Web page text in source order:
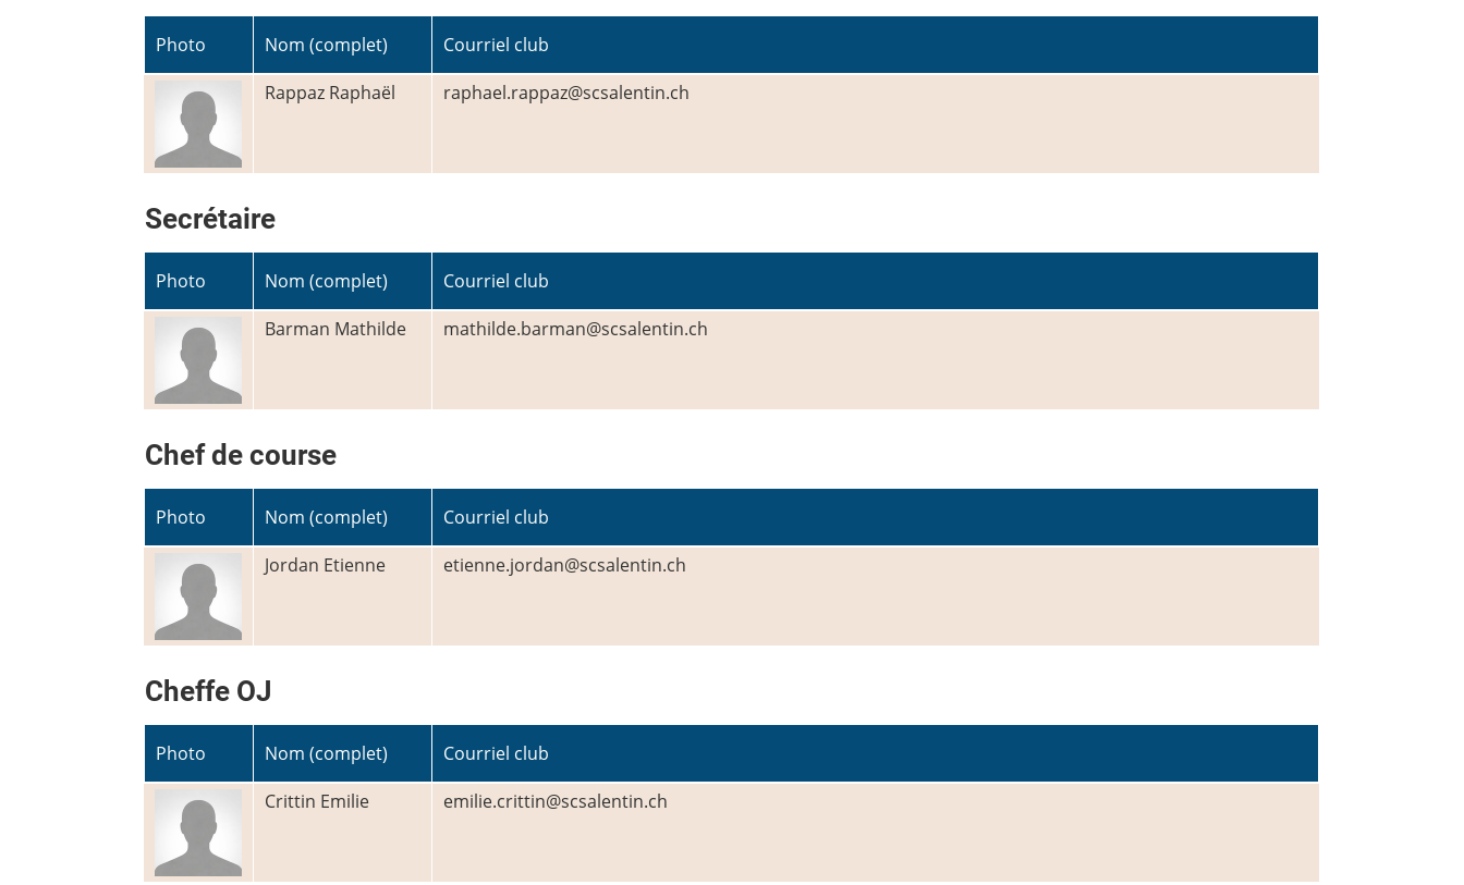
Photo Nom (complet)
Courriel club
Rappaz Raphaël
raphael.rappaz@scsalentin.ch
Secrétaire
Photo Nom (complet)
Courriel club
Barman Mathilde
mathilde.barman@scsalentin.ch
Chef de course
Photo Nom (complet)
Courriel club
Jordan Etienne
etienne.jordan@scsalentin.ch
Cheffe OJ
Photo Nom (complet)
Courriel club
Crittin Emilie
emilie.crittin@scsalentin.ch